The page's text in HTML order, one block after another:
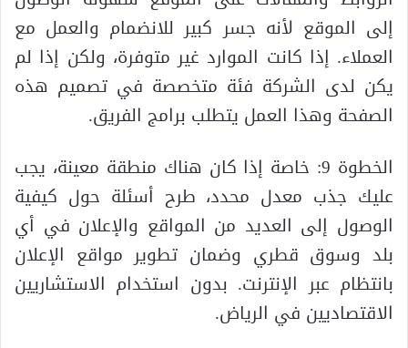
إلى الموقع لأنه جسر كبير للانضمام والعمل مع
العملاء. إذا كانت الموارد غير متوفرة، ولكن إذا لم
يكن لدى الشركة فئة متخصصة في تصميم هذه
الصفحة وهذا العمل يتطلب برامج الفريق.
الخطوة 9: خاصة إذا كان هناك منطقة معينة، يجب
عليك جذب معدل محدد، طرح أسئلة حول كيفية
الوصول إلى العديد من المواقع والإعلان في أي
بلد وسوق قطري وضمان تطوير مواقع الإعلان
بانتظام عبر الإنترنت. بدون استخدام الاستشاريين
الاقتصاديين في الرياض.